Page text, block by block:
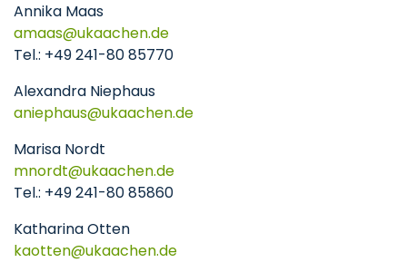
Annika Maas
amaas
ukaachende
Tel.: +49 241-80 85770
Alexandra Niephaus
aniephaus
ukaachende
Marisa Nordt
mnordt
ukaachende
Tel.: +49 241-80 85860
Katharina Otten
kaotten
ukaachende